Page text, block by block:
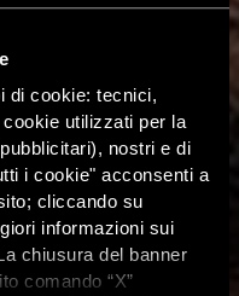
di cookie: tecnici,
utilizzati per la
nostri e di
i cookie" acconsenti a
cliccando su
informazioni sui
chiusura del banner
comando “X”